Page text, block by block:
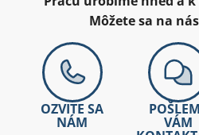
Môžete sa na
OZVITE SA
NÁM​
VÁM